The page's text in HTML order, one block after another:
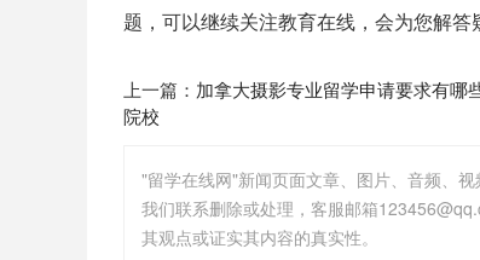
题，可以继续关注教育在线，会为您解答
上一篇： 加拿大摄影专业留学申请要求有哪
院校
"留学在线网"新闻页面文章、图片、音频、
其观点或证实其内容的真实性。